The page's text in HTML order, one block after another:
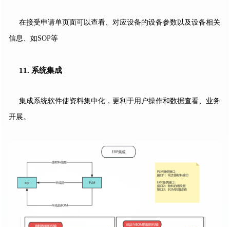
在接受申请单页面可以查看、对应设备的设备参数以及设备相关
信息、如SOP等
11. 系统集成
集成系统软件使资料集中化，更利于用户操作和数据查看、业务
开展。